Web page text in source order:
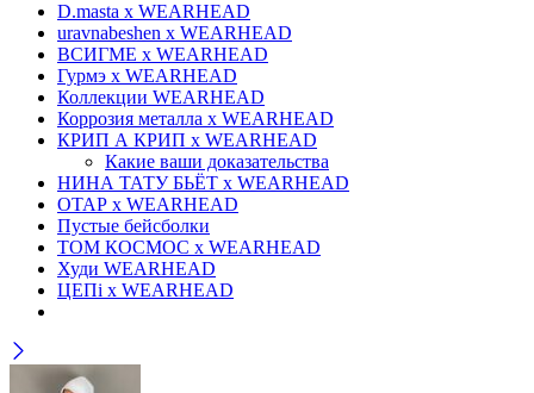
D.masta x WEARHEAD
uravnabeshen x WEARHEAD
ВСИГМЕ x WEARHEAD
Гурмэ x WEARHEAD
Коллекции WEARHEAD
Коррозия металла x WEARHEAD
КРИП А КРИП x WEARHEAD
Какие ваши доказательства
НИНА ТАТУ БЬЁТ x WEARHEAD
ОТАР х WEARHEAD
Пустые бейсболки
ТОМ КОСМОС x WEARHEAD
Худи WEARHEAD
ЦЕПi x WEARHEAD